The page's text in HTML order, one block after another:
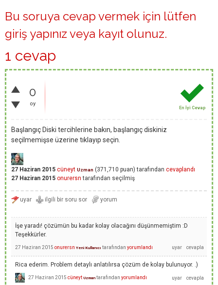
Bu soruya cevap vermek için lütfen
giriş yapınız veya kayıt olunuz.
1 cevap
0
oy
En İyi Cevap
Başlangıç Diski tercihlerine bakın, başlangıç diskiniz
seçilmemişse üzerine tıklayıp seçin.
27 Haziran 2015 cüneyt Uzman (371,710 puan) tarafından cevaplandı
27 Haziran 2015 onurersn tarafından seçilmiş
İşe yaradı! çözümün bu kadar kolay olacağını düşünmemiştim :D
Teşekkürler.
27 Haziran 2015 onurersn Yeni Kullanıcı tarafından yorumlandı
Rica ederim. Problem detaylı anlatılırsa çözüm de kolay bulunuyor. .)
27 Haziran 2015 cüneyt Uzman tarafından yorumlandı